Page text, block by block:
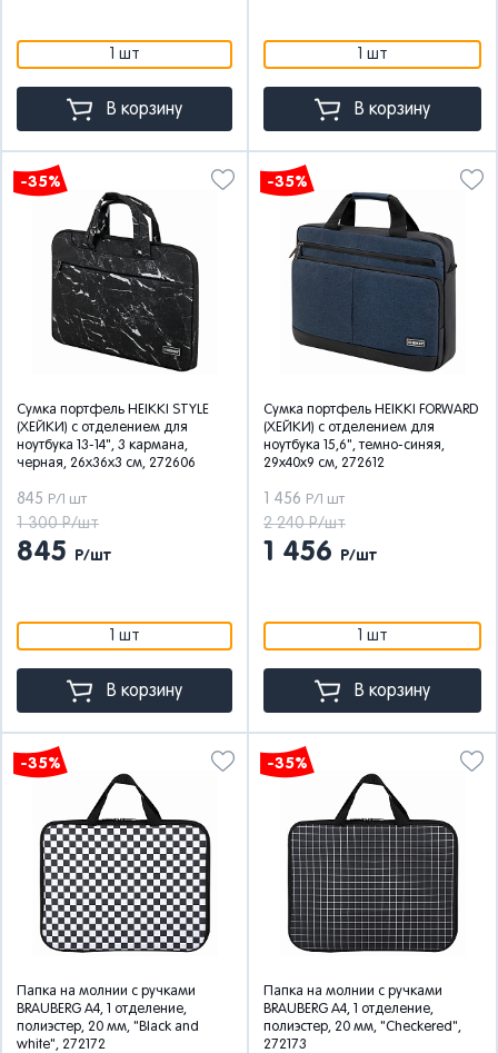
1 шт
В корзину
1 шт
В корзину
-35%
Сумка портфель HEIKKI STYLE
(ХЕЙКИ) с отделением для
ноутбука 13-14", 3 кармана,
черная, 26х36х3 см, 272606
845 Р/1 шт
1 300 Р/шт
845 Р/шт
1 шт
В корзину
-35%
Сумка портфель HEIKKI FORWARD
(ХЕЙКИ) с отделением для
ноутбука 15,6", темно-синяя,
29х40х9 см, 272612
1 456 Р/1 шт
2 240 Р/шт
1 456 Р/шт
1 шт
В корзину
-35%
Папка на молнии с ручками
BRAUBERG А4, 1 отделение,
полиэстер, 20 мм, "Black and
white", 272172
-35%
Папка на молнии с ручками
BRAUBERG А4, 1 отделение,
полиэстер, 20 мм, "Checkered",
272173